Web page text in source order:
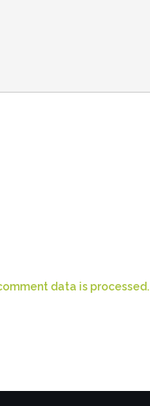
data is processed.